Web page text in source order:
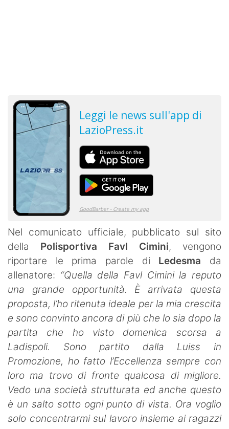
Nel comunicato ufficiale, pubblicato sul sito
della Polisportiva Favl Cimini, vengono
riportare le prima parole di Ledesma da
allenatore: “Quella della Favl Cimini la reputo
una grande opportunità. È arrivata questa
proposta, l’ho ritenuta ideale per la mia crescita
e sono convinto ancora di più che lo sia dopo la
partita che ho visto domenica scorsa a
Ladispoli. Sono partito dalla Luiss in
Promozione, ho fatto l’Eccellenza sempre con
loro ma trovo di fronte qualcosa di migliore.
Vedo una società strutturata ed anche questo
è un salto sotto ogni punto di vista. Ora voglio
solo concentrarmi sul lavoro insieme ai ragazzi